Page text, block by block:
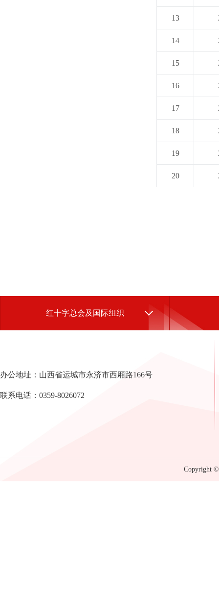
13
14
15
16
17
18
19
20
红十字总会及国际组织
办公地址：山西省运城市永济市西厢路166号
联系电话：0359-8026072
Copyright